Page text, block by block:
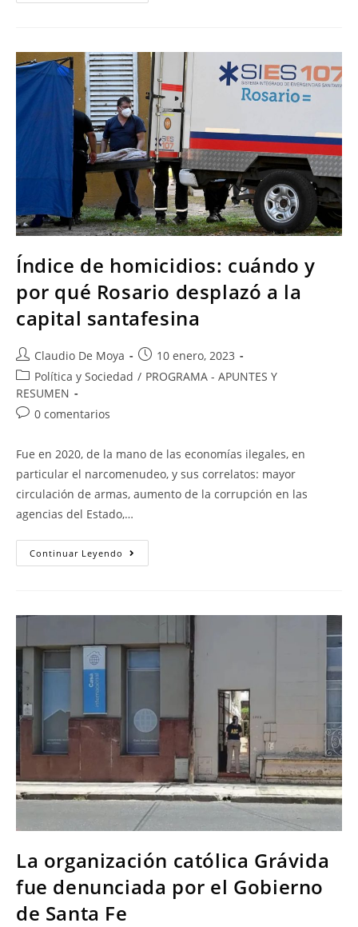
Índice de homicidios: cuándo y
por qué Rosario desplazó a la
capital santafesina
Claudio De Moya
10 enero, 2023
Política y Sociedad / PROGRAMA - APUNTES Y
RESUMEN
0 comentarios
Fue en 2020, de la mano de las economías ilegales, en
particular el narcomenudeo, y sus correlatos: mayor
circulación de armas, aumento de la corrupción en las
agencias del Estado,…
Continuar Leyendo
La organización católica Grávida
fue denunciada por el Gobierno
de Santa Fe